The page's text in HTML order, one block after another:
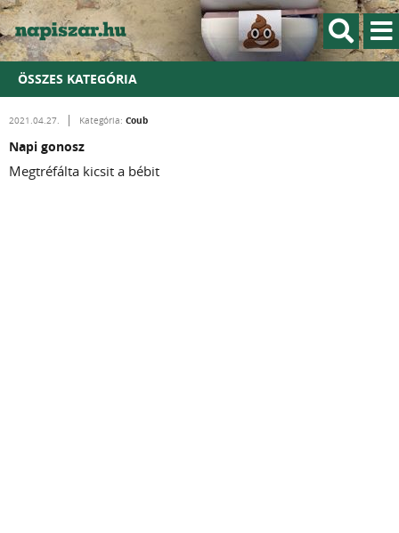
ÖSSZES KATEGÓRIA
2021.04.27. Kategória: Coub
Napi gonosz
Megtréfálta kicsit a bébit